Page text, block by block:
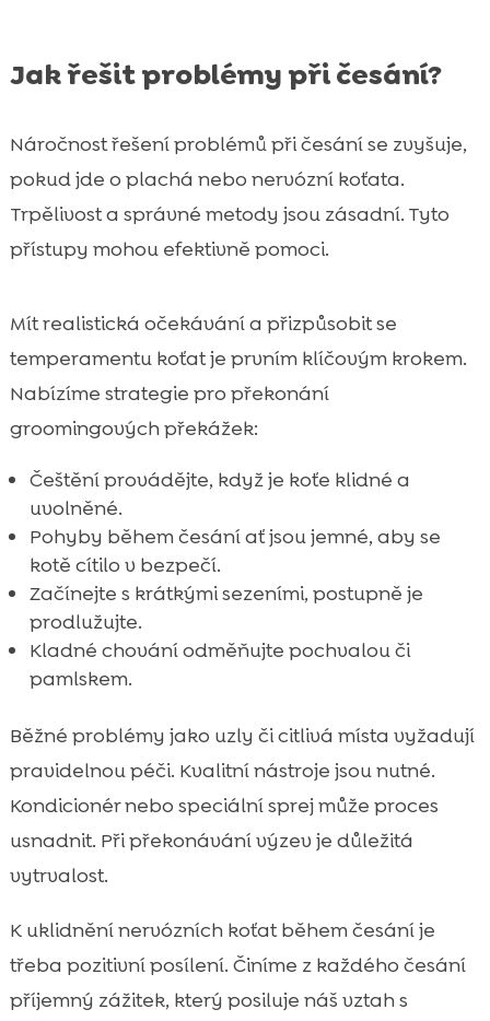
Jak řešit problémy při česání?
Náročnost řešení problémů při česání se zvyšuje,
pokud jde o plachá nebo nervózní koťata.
Trpělivost a správné metody jsou zásadní. Tyto
přístupy mohou efektivně pomoci.
Mít realistická očekávání a přizpůsobit se
temperamentu koťat je prvním klíčovým krokem.
Nabízíme strategie pro překonání
groomingových překážek:
Češtění provádějte, když je koťe klidné a
uvolněné.
Pohyby během česání ať jsou jemné, aby se
kotě cítilo v bezpečí.
Začínejte s krátkými sezeními, postupně je
prodlužujte.
Kladné chování odměňujte pochvalou či
pamlskem.
Běžné problémy jako uzly či citlivá místa vyžadují
pravidelnou péči. Kvalitní nástroje jsou nutné.
Kondicionér nebo speciální sprej může proces
usnadnit. Při překonávání výzev je důležitá
vytrvalost.
K uklidnění nervózních koťat během česání je
třeba pozitivní posílení. Činíme z každého česání
příjemný zážitek, který posiluje náš vztah s